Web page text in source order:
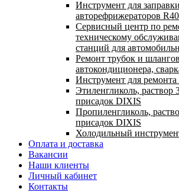
Инструмент для заправки
авторефрижераторов
Сервисный центр по
техническому
станций для
Ремонт трубок и шлангов
автокондиционера,
Инструмент для ремонта
Этиленгликоль, раствор
присадок DIXIS
Пропиленгликоль,
присадок DIXIS
Холодильный
Оплата и доставка
Вакансии
Наши клиенты
Личный кабинет
Контакты